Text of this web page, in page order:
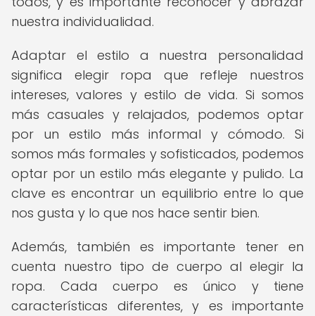
nuestra individualidad.
Adaptar el estilo a nuestra personalidad
significa elegir ropa que refleje nuestros
intereses, valores y estilo de vida. Si somos
más casuales y relajados, podemos optar
por un estilo más informal y cómodo. Si
somos más formales y sofisticados, podemos
optar por un estilo más elegante y pulido. La
clave es encontrar un equilibrio entre lo que
nos gusta y lo que nos hace sentir bien.
Además, también es importante tener en
cuenta nuestro tipo de cuerpo al elegir la
ropa. Cada cuerpo es único y tiene
características diferentes, y es importante